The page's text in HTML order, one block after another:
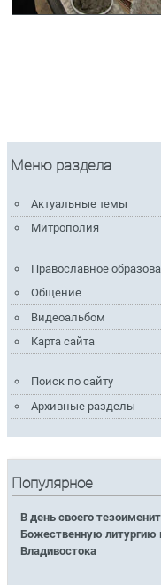
Меню раздела
Актуальные темы
Митрополия
Православное
Общение
Видеоальбом
Карта сайта
Поиск по сайту
Архивные разделы
Популярное
В день своего
Божественную литургию
Владивостока